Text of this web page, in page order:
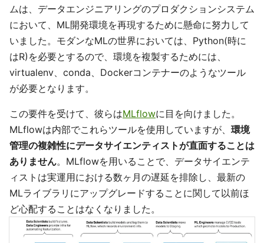
ムは、データエンジニアリングのプロダクションシステム
において、ML開発環境を再現するために懸命に努力して
いました。モダンなMLの世界においては、Python(時に
はR)を必要とするので、環境を複製するためには、
virtualenv、conda、Dockerコンテナーのようなツール
が必要となります。
この要件を受けて、彼らはMLflowに目を向けました。
MLflowは内部でこれらツールを使用していますが、 環境
管理の複雑性にデータサイエンティストが直面することは
ありません。MLflowを用いることで、データサイエンテ
ィストは実運用における数ヶ月の遅延を排除し、最新の
MLライブラリにアップグレードすることに関して以前ほ
ど心配することはなくなりました。